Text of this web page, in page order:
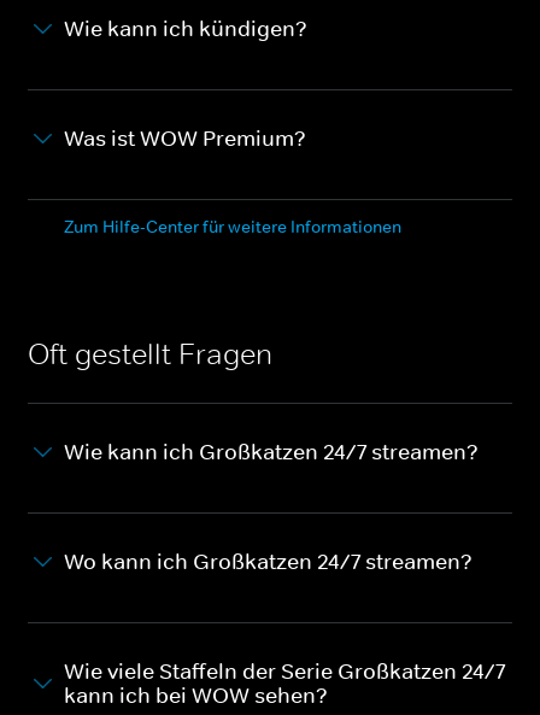
Wie kann ich kündigen?
Was ist WOW Premium?
Zum Hilfe-Center für weitere Informationen
Oft gestellt Fragen
Wie kann ich Großkatzen 24/7 streamen?
Wo kann ich Großkatzen 24/7 streamen?
Wie viele Staffeln der Serie Großkatzen 24/7
kann ich bei WOW sehen?